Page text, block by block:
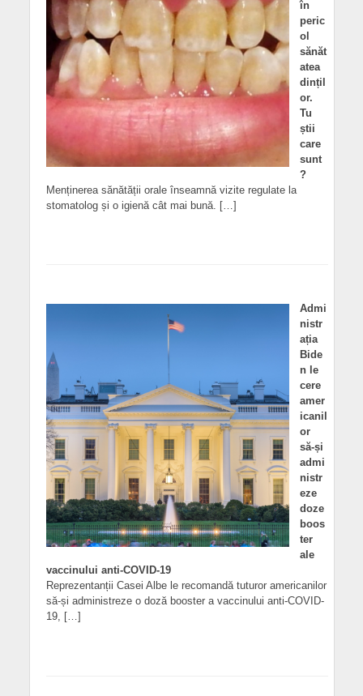
în
peric
ol
sănăt
atea
dințil
or.
Tu
știi
care
sunt
?
Menținerea sănătății orale înseamnă vizite regulate la
stomatolog și o igienă cât mai bună. […]
Admi
nistr
ația
Bide
n le
cere
amer
icanil
or
să-și
admi
nistr
eze
doze
boos
ter
ale
vaccinului anti-COVID-19
Reprezentanții Casei Albe le recomandă tuturor americanilor
să-și administreze o doză booster a vaccinului anti-COVID-
19, […]